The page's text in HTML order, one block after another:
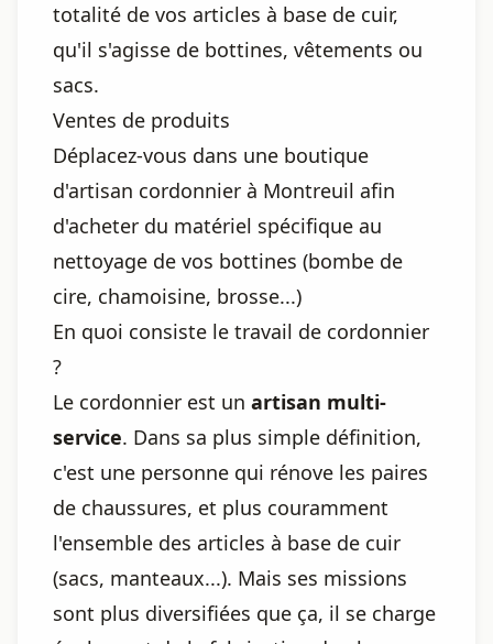
totalité de vos articles à base de cuir,
qu'il s'agisse de bottines, vêtements ou
sacs.
Ventes de produits
Déplacez-vous dans une boutique
d'artisan cordonnier à Montreuil afin
d'acheter du matériel spécifique au
nettoyage de vos bottines (bombe de
cire, chamoisine, brosse...)
En quoi consiste le travail de cordonnier
?
Le cordonnier est un artisan multi-
service. Dans sa plus simple définition,
c'est une personne qui rénove les paires
de chaussures, et plus couramment
l'ensemble des articles à base de cuir
(sacs, manteaux...). Mais ses missions
sont plus diversifiées que ça, il se charge